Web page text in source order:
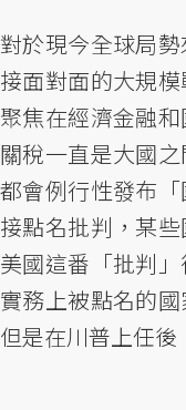
對於現今全球局
接面對面的大規
聚焦在經濟金融
關稅一直是大國
都會例行性發布
接點名批判，某
美國這番「批判
實務上被點名的
但是在川普上任後